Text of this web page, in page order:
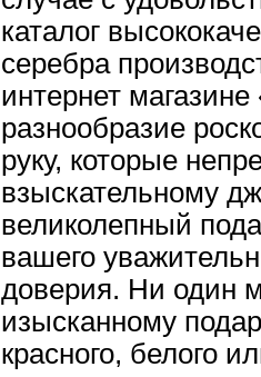
каталог
серебра
интернет
разнообразие
руку, которые
взыскательному
великолепный
вашего
доверия. Ни один
изысканному
красного, белого